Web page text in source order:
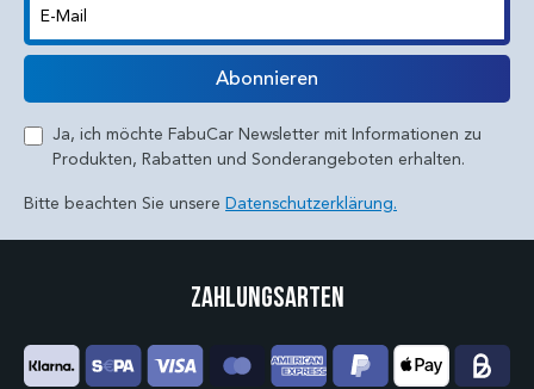
E-Mail
Abonnieren
Ja, ich möchte FabuCar Newsletter mit Informationen zu
Produkten, Rabatten und Sonderangeboten erhalten.
Bitte beachten Sie unsere Datenschutzerklärung.
Zahlungsarten